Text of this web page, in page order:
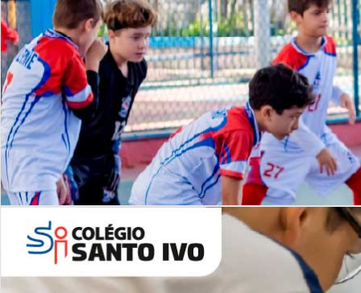
Desafios | Saiba mais
NOSSOCANAL